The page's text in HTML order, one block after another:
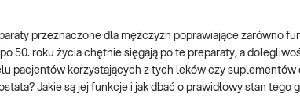
przeznaczone dla mężczyzn poprawiające zarówno
50. roku życia chętnie sięgają po te preparaty, a
pacjentów korzystających z tych leków czy suplementów
Jakie są jej funkcje i jak dbać o prawidłowy stan tego